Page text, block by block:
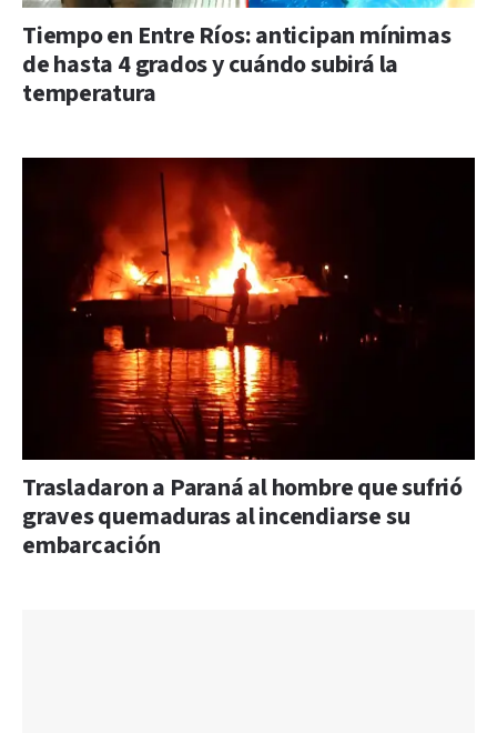
Tiempo en Entre Ríos: anticipan mínimas
de hasta 4 grados y cuándo subirá la
temperatura
Trasladaron a Paraná al hombre que sufrió
graves quemaduras al incendiarse su
embarcación